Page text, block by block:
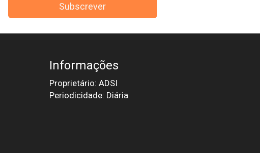
Subscrever
Informações
Proprietário: ADSI
Periodicidade: Diária